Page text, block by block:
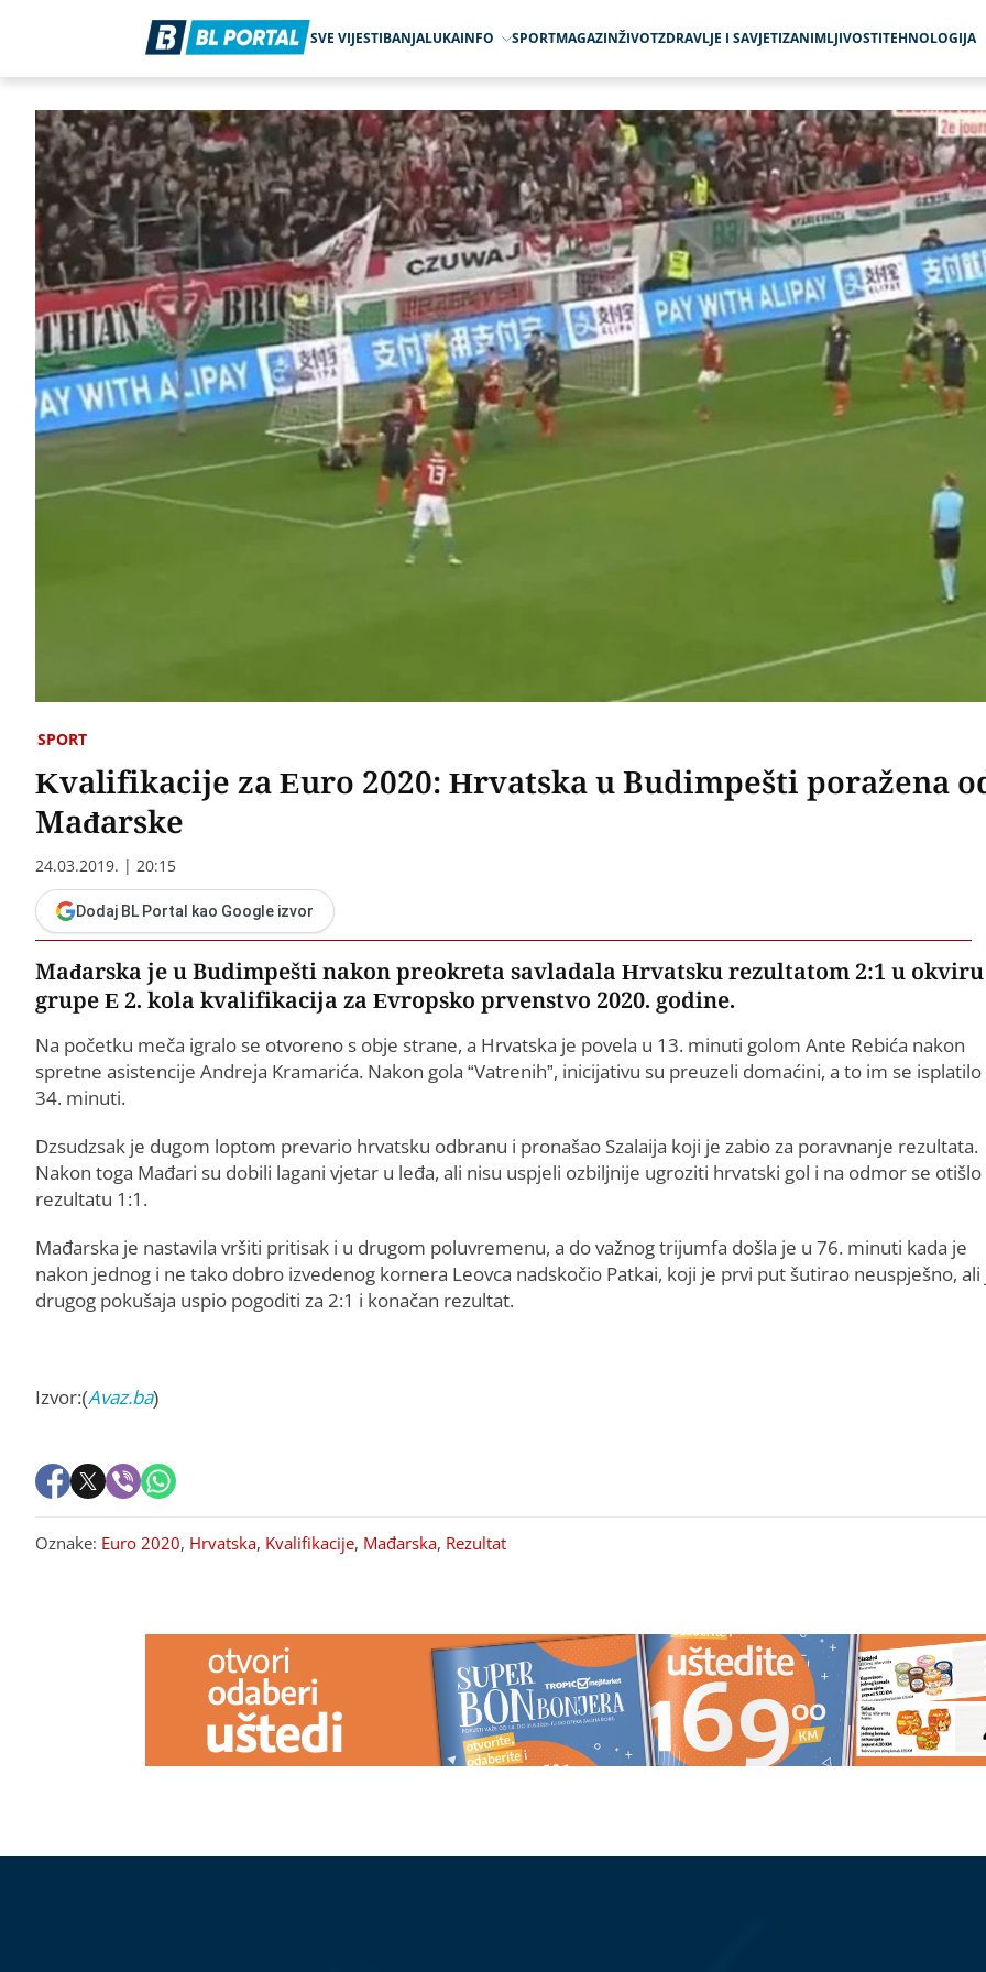
SVE VIJESTIBANJALUKAINFO SPORTMAGAZINŽIVOTZDRAVLJE I SAVJETIZANIMLJIVOSTITEHNOLOGIJA
SPORT
Kvalifikacije za Euro 2020: Hrvatska u Budimpešti poražena
Mađarske
24.03.2019. | 20:15
Dodaj BL Portal kao Google izvor
Mađarska je u Budimpešti nakon preokreta savladala Hrvatsku rezultatom 2:1 u okviru
grupe E 2. kola kvalifikacija za Evropsko prvenstvo 2020. godine.
Na početku meča igralo se otvoreno s obje strane, a Hrvatska je povela u 13. minuti golom Ante Rebića nakon
spretne asistencije Andreja Kramarića. Nakon gola “Vatrenih”, inicijativu su preuzeli domaćini, a to im se isplatilo
34. minuti.
Dzsudzsak je dugom loptom prevario hrvatsku odbranu i pronašao Szalaija koji je zabio za poravnanje rezultata.
Nakon toga Mađari su dobili lagani vjetar u leđa, ali nisu uspjeli ozbiljnije ugroziti hrvatski gol i na odmor se
rezultatu 1:1.
Mađarska je nastavila vršiti pritisak i u drugom poluvremenu, a do važnog trijumfa došla je u 76. minuti kada je
nakon jednog i ne tako dobro izvedenog kornera Leovca nadskočio Patkai, koji je prvi put šutirao neuspješno, ali
drugog pokušaja uspio pogoditi za 2:1 i konačan rezultat.
Izvor:(Avaz.ba)
Oznake: Euro 2020, Hrvatska, Kvalifikacije, Mađarska, Rezultat
STANKOVIĆEVE VJERIDBE„Ne
zlo"
iznenadila'